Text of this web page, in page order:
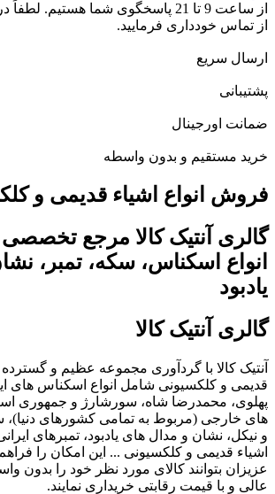
از ساعت 9 تا 21 پاسخگوی شما هستیم.
از تماس خودداری فرمایید.
ارسال سریع
پشتیبانی
ضمانت اورجینال
خرید مستقیم و بدون واسطه
فروش انواع اشیاء قدیمی و
گالری آنتیک کالا مرجع
انواع اسکناس، سکه، تمبر،
یادبود
گالری آنتیک کالا
آنتیک کالا با گردآوری مجموعه عظیم و گسترده
قدیمی و کلکسیونی شامل انواع اسکناس های
پهلوی، محمدرضا شاه، سورشارژ و جمهوری
های خارجی (مربوط به تمامی کشورهای دنیا)،
و نیکل، نشان و مدال های یادبود، تمبرهای
اشیاء قدیمی و کلکسیونی ... این امکان را
عزیزان بتوانند کالای مورد نظر خود را بدون
عالی و با قیمت رقابتی خریداری نمایند.